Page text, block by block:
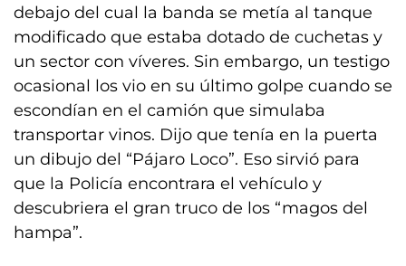
debajo del cual la banda se metía al tanque
modificado que estaba dotado de cuchetas y
un sector con víveres. Sin embargo, un testigo
ocasional los vio en su último golpe cuando se
escondían en el camión que simulaba
transportar vinos. Dijo que tenía en la puerta
un dibujo del “Pájaro Loco”. Eso sirvió para
que la Policía encontrara el vehículo y
descubriera el gran truco de los “magos del
hampa”.